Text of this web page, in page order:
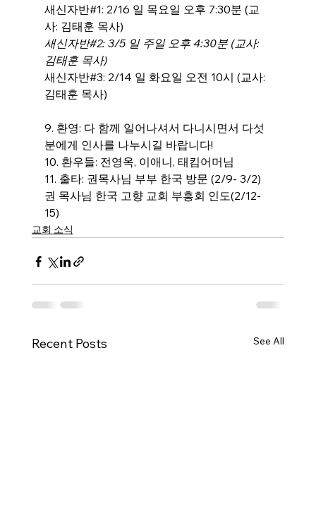
새신자반#1: 2/16 일 목요일 오후 7:30분 (교
사: 김태훈 목사)
새신자반#2: 3/5 일 주일 오후 4:30분 (교사:
김태훈 목사)
새신자반#3: 2/14 일 화요일 오전 10시 (교사:
김태훈 목사)
9. 환영: 다 함께 일어나셔서 다니시면서 다섯
분에게 인사를 나누시길 바랍니다!
10. 환우들: 전영옥, 이애니, 태킴어머님
11. 출타: 권목사님 부부 한국 방문 (2/9- 3/2)
권 목사님 한국 고향 교회 부흥회 인도(2/12-
15)
교회 소식
Recent Posts See All